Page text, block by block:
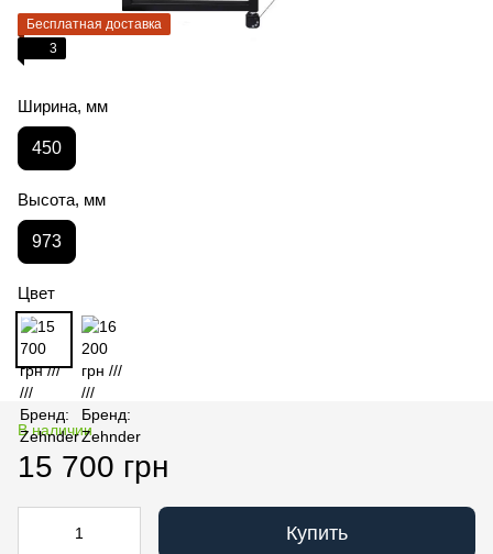
Бесплатная доставка
3
Ширина, мм
450
Высота, мм
973
Цвет
В наличии
15 700 грн
Купить